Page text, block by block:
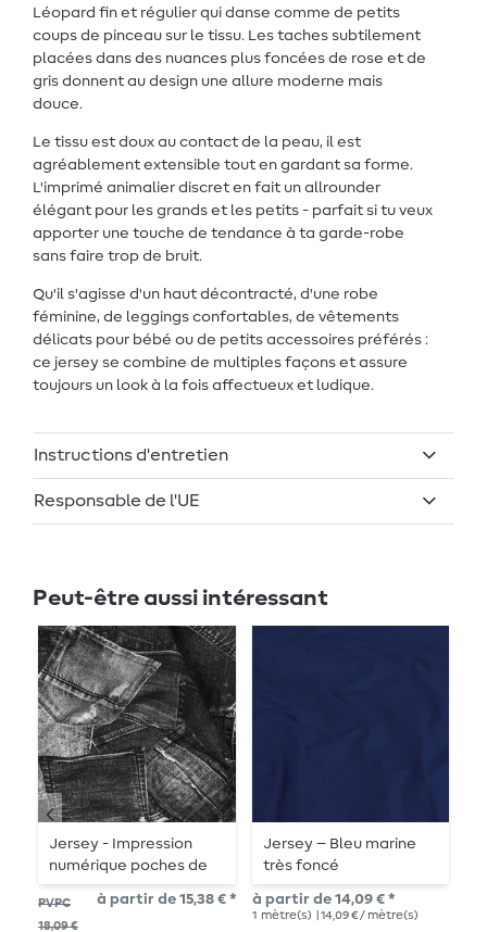
Léopard fin et régulier qui danse comme de petits
coups de pinceau sur le tissu. Les taches subtilement
placées dans des nuances plus foncées de rose et de
gris donnent au design une allure moderne mais
douce.
Le tissu est doux au contact de la peau, il est
agréablement extensible tout en gardant sa forme.
L'imprimé animalier discret en fait un allrounder
élégant pour les grands et les petits - parfait si tu veux
apporter une touche de tendance à ta garde-robe
sans faire trop de bruit.
Qu'il s'agisse d'un haut décontracté, d'une robe
féminine, de leggings confortables, de vêtements
délicats pour bébé ou de petits accessoires préférés :
ce jersey se combine de multiples façons et assure
toujours un look à la fois affectueux et ludique.
Instructions d'entretien
Responsable de l'UE
Peut-être aussi intéressant
Jersey - Impression
numérique poches de
jean noires
PVPC
18,09 €
à partir de 15,38 € *
Jersey – Bleu marine
très foncé
à partir de 14,09 € *
1 mètre(s) | 14,09 € / mètre(s)